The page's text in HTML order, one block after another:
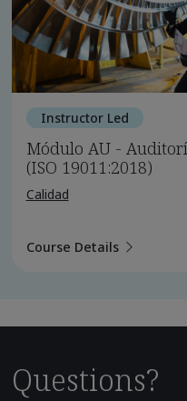
Instructor Led
Módulo AU -
(ISO 19011:2018)
Calidad
Course Details
Questions?